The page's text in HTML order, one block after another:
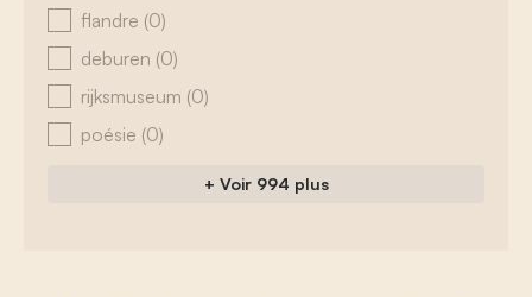
flandre (0)
deburen (0)
rijksmuseum (0)
poésie (0)
+ Voir 994 plus